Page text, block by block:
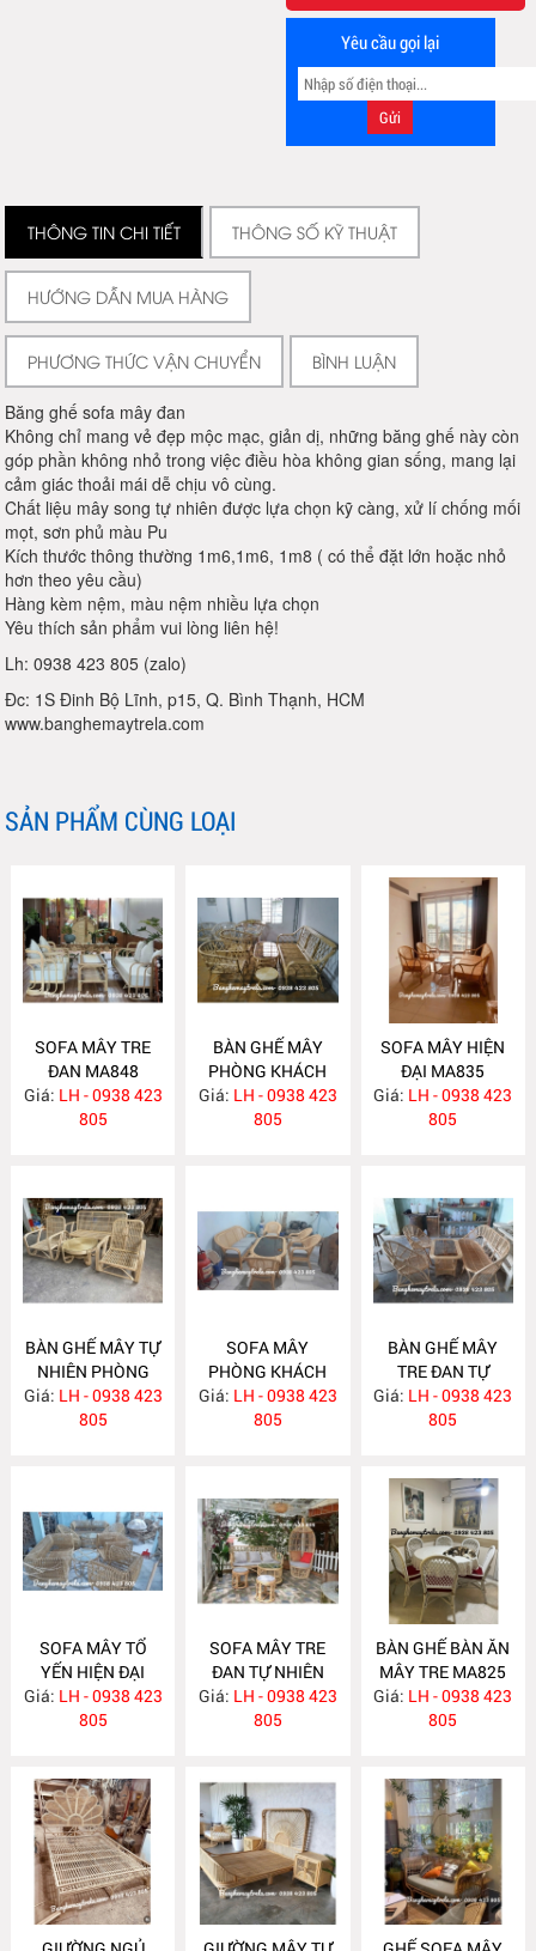
Yêu cầu gọi lại
THÔNG TIN CHI TIẾT THÔNG SỐ KỸ THUẬT
HƯỚNG DẪN MUA HÀNG
PHƯƠNG THỨC VẬN CHUYỂN BÌNH LUẬN
Băng ghế sofa mây đan
Không chỉ mang vẻ đẹp mộc mạc, giản dị, những băng ghế này còn
góp phần không nhỏ trong việc điều hòa không gian sống, mang lại
cảm giác thoải mái dễ chịu vô cùng.
Chất liệu mây song tự nhiên được lựa chọn kỹ càng, xử lí chống mối
mọt, sơn phủ màu Pu
Kích thước thông thường 1m6,1m6, 1m8 ( có thể đặt lớn hoặc nhỏ
hơn theo yêu cầu)
Hàng kèm nệm, màu nệm nhiều lựa chọn
Yêu thích sản phẩm vui lòng liên hệ!
Lh: 0938 423 805 (zalo)
Đc: 1S Đinh Bộ Lĩnh, p15, Q. Bình Thạnh, HCM
www.banghemaytrela.com
SẢN PHẨM CÙNG LOẠI
SOFA MÂY TRE
ĐAN MA848
Giá: LH - 0938 423
805
BÀN GHẾ MÂY
PHÒNG KHÁCH
MA839
Giá: LH - 0938 423
805
SOFA MÂY HIỆN
ĐẠI MA835
Giá: LH - 0938 423
805
BÀN GHẾ MÂY TỰ
NHIÊN PHÒNG
KHÁCH MA834
Giá: LH - 0938 423
805
SOFA MÂY
PHÒNG KHÁCH
HIỆN ĐẠI MA833
Giá: LH - 0938 423
805
BÀN GHẾ MÂY
TRE ĐAN TỰ
NHIÊN MA832
Giá: LH - 0938 423
805
SOFA MÂY TỔ
YẾN HIỆN ĐẠI
MA831
Giá: LH - 0938 423
805
SOFA MÂY TRE
ĐAN TỰ NHIÊN
MA830
Giá: LH - 0938 423
805
BÀN GHẾ BÀN ĂN
MÂY TRE MA825
Giá: LH - 0938 423
805